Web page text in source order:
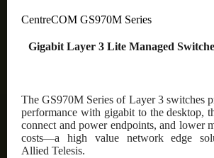
CentreCOM GS970M Series
Gigabit Layer 3 Lite Managed
The GS970M Series of Layer 3 switches
performance with gigabit to the desktop,
connect and power endpoints, and lower
costs—a high value network edge
Allied Telesis.